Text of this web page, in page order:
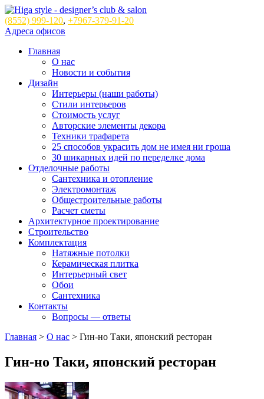
(8552) 999-120, +7967-379-91-20
Адреса офисов
Главная
О нас
Новости и события
Дизайн
Интерьеры (наши работы)
Стили интерьеров
Стоимость услуг
Авторские элементы декора
Техники трафарета
25 способов украсить дом не имея ни гроша
30 шикарных идей по переделке дома
Отделочные работы
Сантехника и отопление
Электромонтаж
Общестроительные работы
Расчет сметы
Архитектурное проектирование
Строительство
Комплектация
Натяжные потолки
Керамическая плитка
Интерьерный свет
Обои
Сантехника
Контакты
Вопросы — ответы
Главная > О нас > Гин-но Таки, японский ресторан
Гин-но Таки, японский ресторан